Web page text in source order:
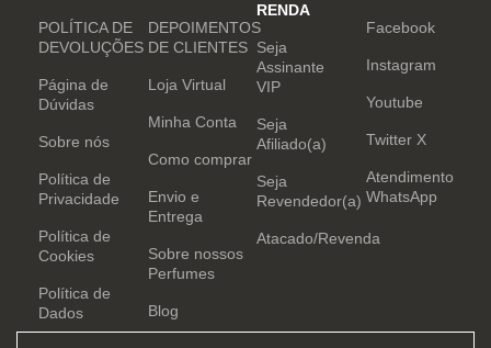
POLÍTICA DE
DEVOLUÇÕES
Página de
Dúvidas
Sobre nós
Política de
Privacidade
Política de
Cookies
Política de
Dados
DEPOIMENTOS
DE CLIENTES
Loja Virtual
Minha Conta
Como comprar
Envio e
Entrega
Sobre nossos
Perfumes
Blog
RENDA
Seja
Assinante
VIP
Seja
Afiliado(a)
Seja
Revendedor(a)
Atacado/Revenda
Facebook
Instagram
Youtube
Twitter X
Atendimento
WhatsApp